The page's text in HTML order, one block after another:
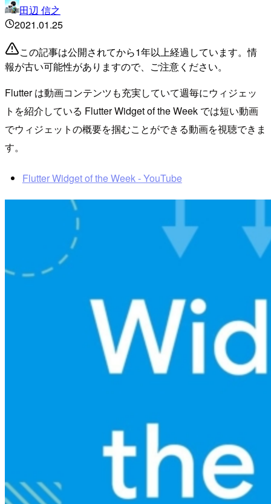
田辺 信之
2021.01.25
この記事は公開されてから1年以上経過しています。情
報が古い可能性がありますので、ご注意ください。
Flutter は動画コンテンツも充実していて週毎にウィジェッ
トを紹介している Flutter Widget of the Week では短い動画
でウィジェットの概要を掴むことができる動画を視聴できま
す。
Flutter Widget of the Week - YouTube